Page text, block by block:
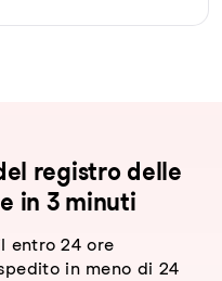
registro delle
in 3 minuti
entro 24 ore
in meno di 24